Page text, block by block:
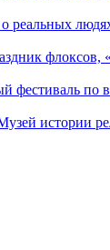
реальных
фестиваль по
истории